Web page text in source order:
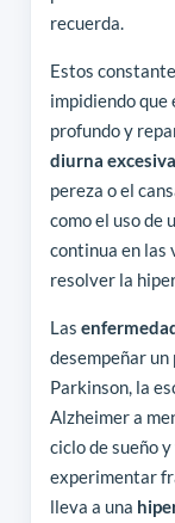
recuerda.
Estos
impidiendo que
profundo y
diurna excesiva
pereza o el
como el uso de
continua en las
resolver la
Las
desempeñar un
Parkinson, la
Alzheimer a
ciclo de sueño
experimentar
lleva a una